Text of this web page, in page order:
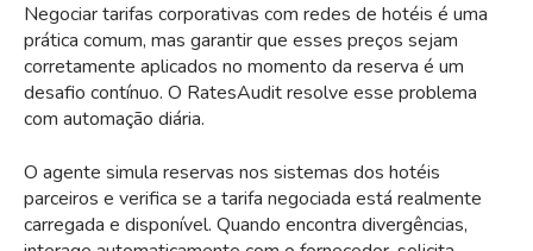
Negociar tarifas corporativas com redes de hotéis é uma
prática comum, mas garantir que esses preços sejam
corretamente aplicados no momento da reserva é um
desafio contínuo. O RatesAudit resolve esse problema
com automação diária.
O agente simula reservas nos sistemas dos hotéis
parceiros e verifica se a tarifa negociada está realmente
carregada e disponível. Quando encontra divergências,